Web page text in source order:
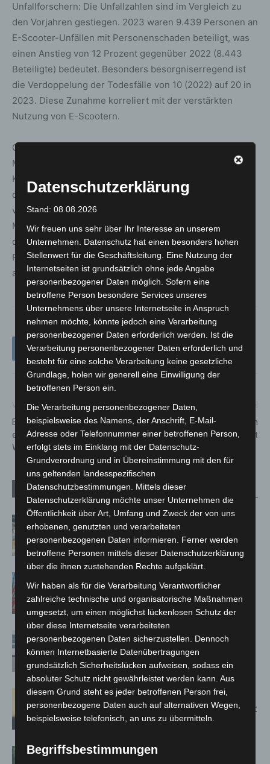
Unfallforschern: Die Unfallzahlen sind im Vergleich zu
den Vorjahren gestiegen. 2023 waren 9.439 Personen an
E-Scooter-Unfällen mit Personenschaden beteiligt, was
einen Anstieg von 12 Prozent gegenüber 2022 (8.443
Beteiligte) bedeutet. Besonders besorgniserregend ist
die Verdoppelung der Todesfälle von 10 (2022) auf 20 in
2023. Diese Zunahme korreliert mit der verstärkten
Nutzung von E-Scootern.
Grundsätzlich haben E-Scooter ihre Berechtigung im
Mobilitäts-Mix und stellen eine Alternative für
Kurzstrecken oder zur Überbrückung der „letzten Meile“
dar. Um Konflikten mit anderen Verkehrsteilnehmern
vorzubeugen und die Entwicklung dieser neuen
Mobilitätsform positiv zu gestalten, unterstützt der ADAC
den Ausbau und die Modernisierung der
Radfahrinfrastruktur und das Abstellen an
ausgewiesenen Stellflächen.
Vorheriger Artikel
Brand eines Kiosk der
ehemaligen Radrennbahn
Wülfel
Naturbad Hainholz in den
Sommerferien geöffnet
Verwandte Artikel Mehr vom Autor
Kunst trifft Weingenuss: Barbara-
Susann Mehring zeigt ihre Werke im
Jacques’ Wein-Depot Isernhagen
zwischen Hannover-West und
Bothfeld
Niedersachsen: Feuerwehrkräfte
kehren nach Waldbrandeinsatz aus
Spanien zurück
Hannover: Erste Tigermücken-
Population in Niedersachsen entdeckt
Brand im „Haus der Begegnung“ in
Datenschutzerklärung
Stand: 08.08.2026
Wir freuen uns sehr über Ihr Interesse an unserem
Unternehmen. Datenschutz hat einen besonders hohen
Stellenwert für die Geschäftsleitung. Eine Nutzung der
Internetseiten ist grundsätzlich ohne jede Angabe
personenbezogener Daten möglich. Sofern eine
betroffene Person besondere Services unseres
Unternehmens über unsere Internetseite in Anspruch
nehmen möchte, könnte jedoch eine Verarbeitung
personenbezogener Daten erforderlich werden. Ist die
Verarbeitung personenbezogener Daten erforderlich und
besteht für eine solche Verarbeitung keine gesetzliche
Grundlage, holen wir generell eine Einwilligung der
betroffenen Person ein.
Die Verarbeitung personenbezogener Daten,
beispielsweise des Namens, der Anschrift, E-Mail-
Adresse oder Telefonnummer einer betroffenen Person,
erfolgt stets im Einklang mit der Datenschutz-
Grundverordnung und in Übereinstimmung mit den für
uns geltenden landesspezifischen
Datenschutzbestimmungen. Mittels dieser
Datenschutzerklärung möchte unser Unternehmen die
Öffentlichkeit über Art, Umfang und Zweck der von uns
erhobenen, genutzten und verarbeiteten
personenbezogenen Daten informieren. Ferner werden
betroffene Personen mittels dieser Datenschutzerklärung
über die ihnen zustehenden Rechte aufgeklärt.
Wir haben als für die Verarbeitung Verantwortlicher
zahlreiche technische und organisatorische Maßnahmen
umgesetzt, um einen möglichst lückenlosen Schutz der
über diese Internetseite verarbeiteten
personenbezogenen Daten sicherzustellen. Dennoch
können Internetbasierte Datenübertragungen
grundsätzlich Sicherheitslücken aufweisen, sodass ein
absoluter Schutz nicht gewährleistet werden kann. Aus
diesem Grund steht es jeder betroffenen Person frei,
personenbezogene Daten auch auf alternativen Wegen,
beispielsweise telefonisch, an uns zu übermitteln.
Begriffsbestimmungen